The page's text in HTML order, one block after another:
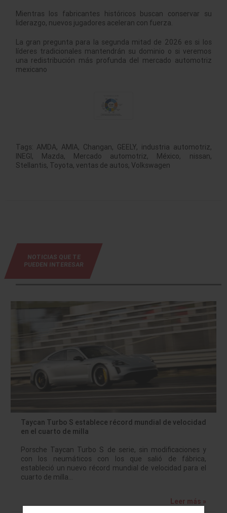
Mientras los fabricantes históricos buscan conservar su
liderazgo, nuevos jugadores aceleran con fuerza.
La gran pregunta para la segunda mitad de 2026 es si los
líderes tradicionales mantendrán su dominio o si veremos
una redistribución más profunda del mercado automotriz
mexicano
Tags: AMDA, AMIA, Changan, GEELY, industria automotriz,
INEGI, Mazda, Mercado automotriz, México, nissan,
Stellantis, Toyota, ventas de autos, Volkswagen
NOTICIAS QUE TE
PUEDEN INTERESAR
Taycan Turbo S establece récord mundial de velocidad
en el cuarto de milla
Porsche Taycan Turbo S de serie, sin modificaciones y
con los neumáticos con los que salió de fábrica,
estableció un nuevo récord mundial de velocidad para el
cuarto de milla…
Leer más »